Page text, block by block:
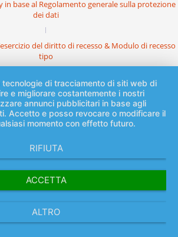
base al Regolamento generale sulla protezione
dei dati
del diritto di recesso & Modulo di recesso
tipo
di tracciamento di siti web di
e migliorare costantemente i nostri
annunci pubblicitari in base agli
Accetto e posso revocare o modificare il
momento con effetto futuro.
RIFIUTA
ACCETTA
ALTRO